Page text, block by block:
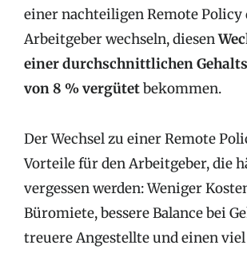
einer nachteiligen Remote Policy
Arbeitgeber wechseln, diesen
einer durchschnittlichen
von 8 % vergütetbekommen.
Der Wechsel zu einer Remote
Vorteile für den Arbeitgeber, die
vergessen werden: Weniger
Büromiete, bessere Balance bei
treuere Angestellte und einen